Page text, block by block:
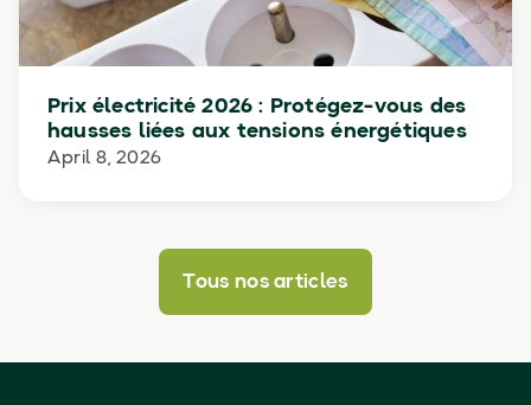
Prix électricité 2026 : Protégez-vous des
hausses liées aux tensions énergétiques
April 8, 2026
Tous nos articles